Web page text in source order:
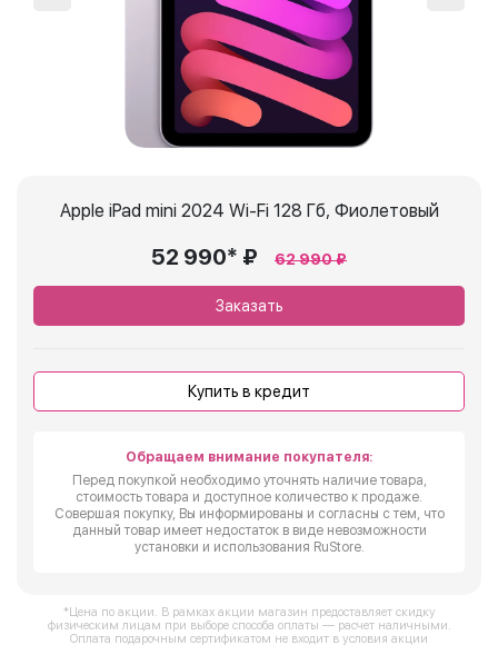
Apple iPad mini 2024 Wi-Fi 128 Гб, Фиолетовый
52 990* ₽ 62 990 ₽
Заказать
Купить в кредит
Обращаем внимание покупателя:
Перед покупкой необходимо уточнять наличие товара,
стоимость товара и доступное количество к продаже.
Совершая покупку, Вы информированы и согласны с тем, что
данный товар имеет недостаток в виде невозможности
установки и использования RuStore.
*Цена по акции. В рамках акции магазин предоставляет скидку
физическим лицам при выборе способа оплаты — расчет наличными.
Оплата подарочным сертификатом не входит в условия акции